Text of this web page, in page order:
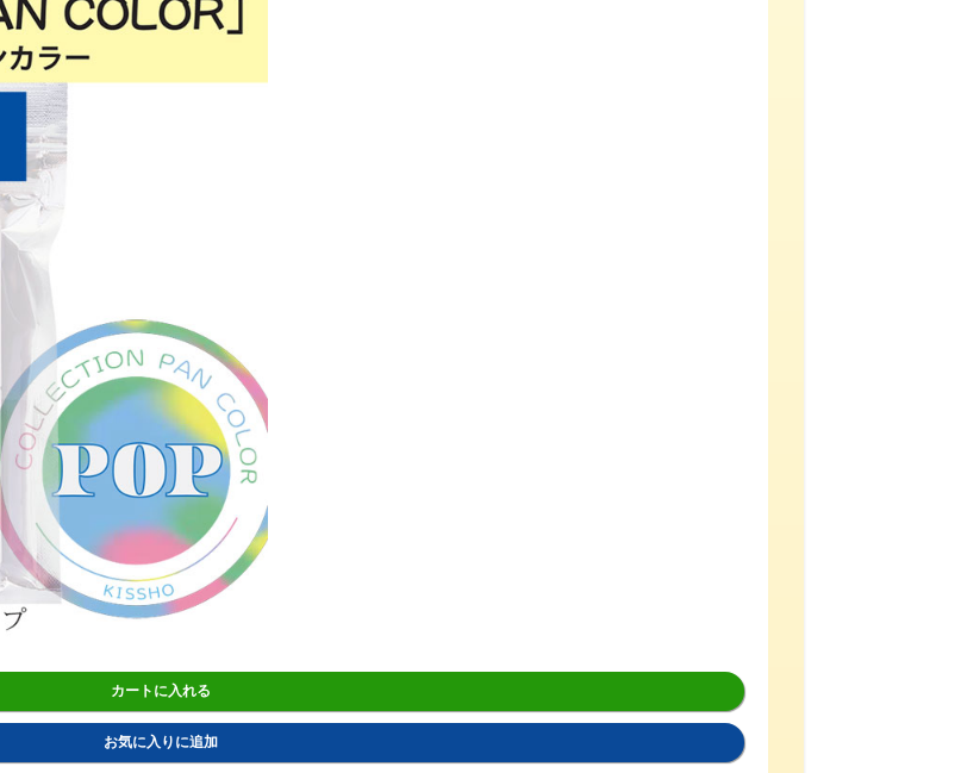
カートに入れる
お気に入りに追加